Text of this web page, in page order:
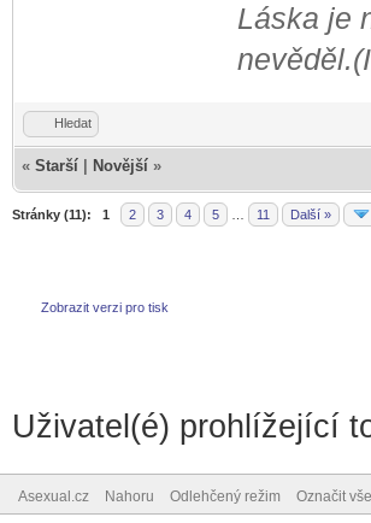
Láska je
Hledat
« Starší Novější »
Stránky (11): 1 2 3 4 5 11 Další »
Zobrazit verzi pro tisk
Uživatel(é) prohlížející
Asexual.cz Nahoru Odlehčený režim Označit